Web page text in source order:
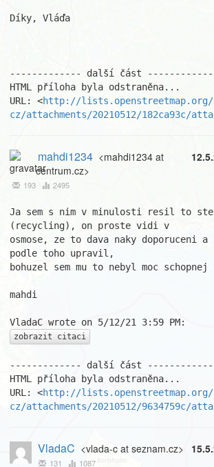
Díky, Vláďa
------------- další část
HTML příloha byla odstraněna...
URL: <http://
cz/attachments/20210512/182ca93c/
mahdi1234 <mahdi1234 at
centrum.cz>
193 2495
Ja sem s nim v minulosti resil to
(recycling), on proste vidi v
osmose, ze to dava naky doporuceni a
podle toho upravil,
bohuzel sem mu to nebyl moc
mahdi
zobrazit citaci
------------- další část
HTML příloha byla odstraněna...
URL: <http://
cz/attachments/20210512/9634759c/
VladaC <vlada-c at seznam.cz>
131 1087